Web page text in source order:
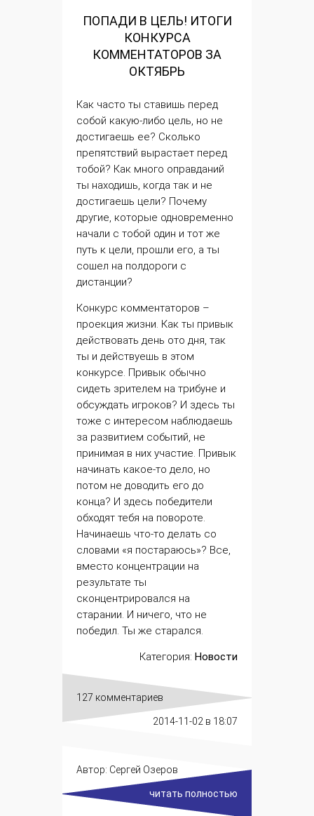
ПОПАДИ В ЦЕЛЬ! ИТОГИ
КОНКУРСА
КОММЕНТАТОРОВ ЗА
ОКТЯБРЬ
Как часто ты ставишь перед
собой какую-либо цель, но не
достигаешь ее? Сколько
препятствий вырастает перед
тобой? Как много оправданий
ты находишь, когда так и не
достигаешь цели? Почему
другие, которые одновременно
начали с тобой один и тот же
путь к цели, прошли его, а ты
сошел на полдороги с
дистанции?
Конкурс комментаторов –
проекция жизни. Как ты привык
действовать день ото дня, так
ты и действуешь в этом
конкурсе. Привык обычно
сидеть зрителем на трибуне и
обсуждать игроков? И здесь ты
тоже с интересом наблюдаешь
за развитием событий, не
принимая в них участие. Привык
начинать какое-то дело, но
потом не доводить его до
конца? И здесь победители
обходят тебя на повороте.
Начинаешь что-то делать со
словами «я постараюсь»? Все,
вместо концентрации на
результате ты
сконцентрировался на
старании. И ничего, что не
победил. Ты же старался.
Категория: Новости
127 комментариев
2014-11-02 в 18:07
Автор: Сергей Озеров
читать полностью